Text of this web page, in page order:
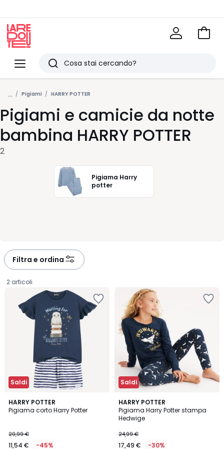
Menu
Redoute
Ricerca
Ultimi
articoli
visti
Vai
... Pigiami HARRY POTTER
Pigiami e camicie da notte
bambina HARRY POTTER
2
Pigiama Harry
potter
Filtra e ordina
2 articoli
Saldi
HARRY POTTER
Pigiama corto Harry Potter
€
Invece
20,99 €
11,54 € -45%
3
/
Saldi
HARRY POTTER
Pigiama Harry Potter stampa
Hedwige
24,99 €
17,49 € -30%
4,3
/ 5